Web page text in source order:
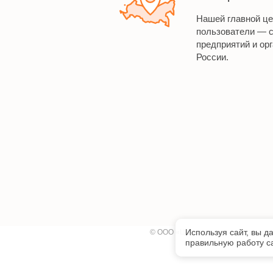
Нашей главной
пользователи —
предприятий и
России.
© ООО «Центр нормативно-
Используя сайт, вы
правильную работу